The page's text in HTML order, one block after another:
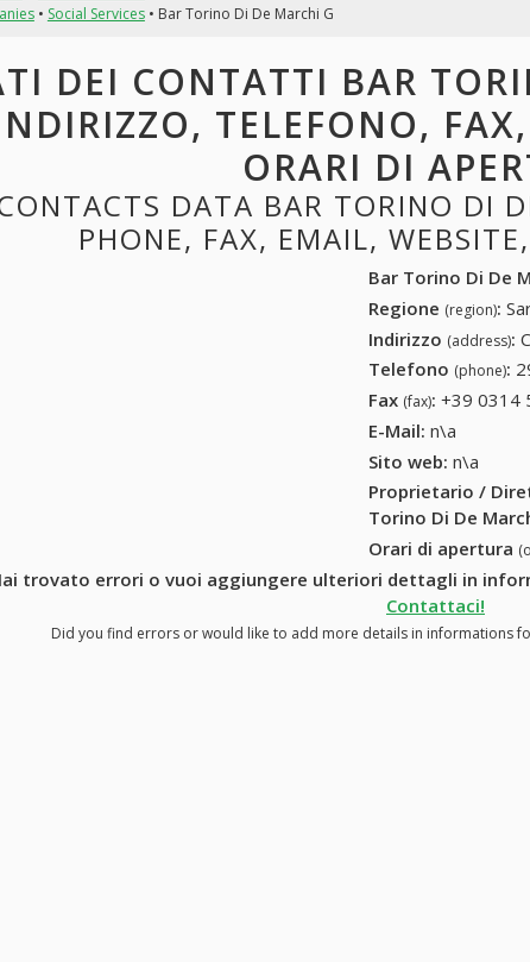
• Social Services• Bar Torino Di De Marchi G
DEI CONTATTI BAR
TELEFONO,
ORARI DI
DATA BAR TORINO DI
PHONE, FAX, EMAIL,
Bar Torino Di De
Regione (region):
Indirizzo (address):
Telefono (phone):
Fax (fax): +39 0314
E-Mail: n\a
Sito web: n\a
Proprietario /
Torino Di De
Orari di apertura
trovato errori o vuoi aggiungere ulteriori dettagli in
Contattaci!
Did you find errors or would like to add more details in informations